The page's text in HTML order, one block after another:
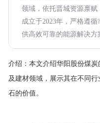
领域，依托晋城资源禀赋
成立于2023年，严格遵
供高效可靠的能源解决方
介绍： 本文介绍华阳股份煤
及建材领域，展示其在不同
石的价值。